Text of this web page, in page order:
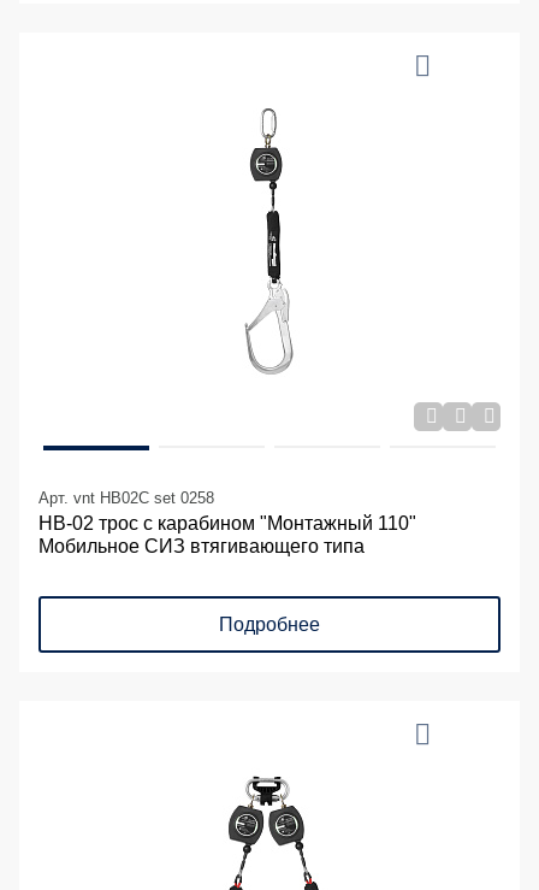
Арт. vnt HB02C set 0258
НВ-02 трос с карабином "Монтажный 110"
Мобильное СИЗ втягивающего типа
Подробнее